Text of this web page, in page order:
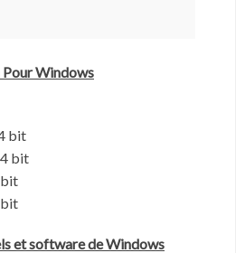
Windows
bit
bit
bit
bit
et software de Windows